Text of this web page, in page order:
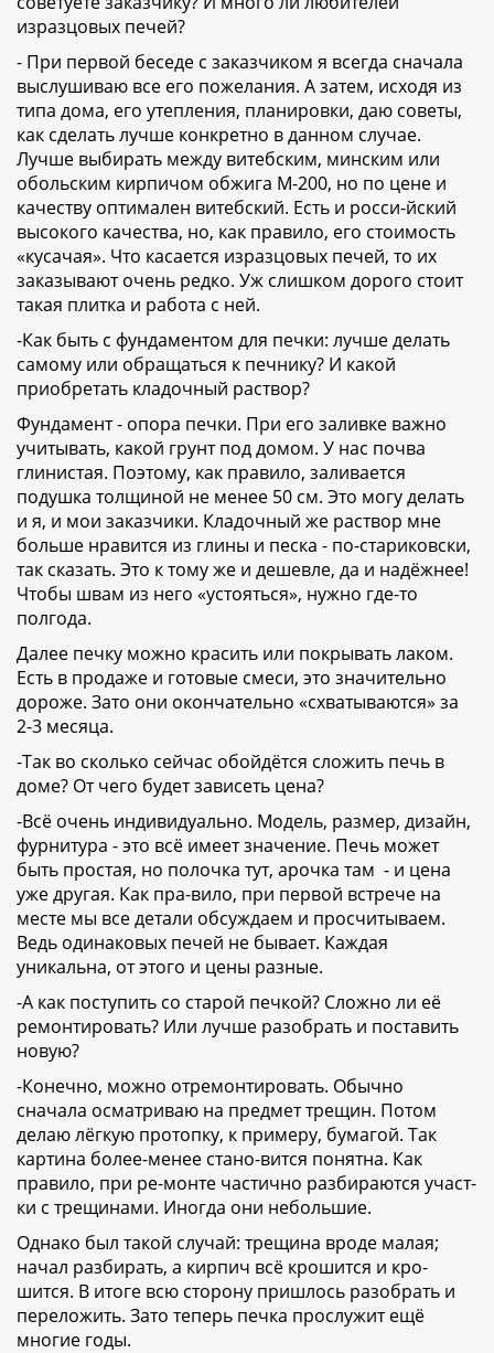
изразцовых печей?
- При первой беседе с заказчиком я всегда сначала
выслушиваю все его пожелания. А затем, исходя из
типа дома, его утепления, планировки, даю советы,
как сделать лучше конкретно в данном случае.
Лучше выбирать между витебским, минским или
обольским кирпичом обжига М-200, но по цене и
качеству оптимален витебский. Есть и росси-йский
высокого качества, но, как правило, его стоимость
«кусачая». Что касается изразцовых печей, то их
заказывают очень редко. Уж слишком дорого стоит
такая плитка и работа с ней.
-Как быть с фундаментом для печки: лучше делать
самому или обращаться к печнику? И какой
приобретать кладочный раствор?
Фундамент - опора печки. При его заливке важно
учитывать, какой грунт под домом. У нас почва
глинистая. Поэтому, как правило, заливается
подушка толщиной не менее 50 см. Это могу делать
и я, и мои заказчики. Кладочный же раствор мне
больше нравится из глины и песка - по-стариковски,
так сказать. Это к тому же и дешевле, да и надёжнее!
Чтобы швам из него «устояться», нужно где-то
полгода.
Далее печку можно красить или покрывать лаком.
Есть в продаже и готовые смеси, это значительно
дороже. Зато они окончательно «схватываются» за
2-3 месяца.
-Так во сколько сейчас обойдётся сложить печь в
доме? От чего будет зависеть цена?
-Всё очень индивидуально. Модель, размер, дизайн,
фурнитура - это всё имеет значение. Печь может
быть простая, но полочка тут, арочка там - и цена
уже другая. Как пра-вило, при первой встрече на
месте мы все детали обсуждаем и просчитываем.
Ведь одинаковых печей не бывает. Каждая
уникальна, от этого и цены разные.
-А как поступить со старой печкой? Сложно ли её
ремонтировать? Или лучше разобрать и поставить
новую?
-Конечно, можно отремонтировать. Обычно
сначала осматриваю на предмет трещин. Потом
делаю лёгкую протопку, к примеру, бумагой. Так
картина более-менее стано-вится понятна. Как
правило, при ре-монте частично разбираются участ-
ки с трещинами. Иногда они небольшие.
Однако был такой случай: трещина вроде малая;
начал разбирать, а кирпич всё крошится и кро-
шится. В итоге всю сторону пришлось разобрать и
переложить. Зато теперь печка прослужит ещё
многие годы.